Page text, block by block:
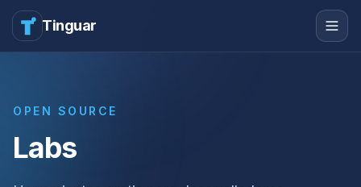
Tinguar
OPEN SOURCE
Labs